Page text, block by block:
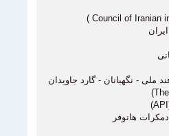
- گارد جاویدان